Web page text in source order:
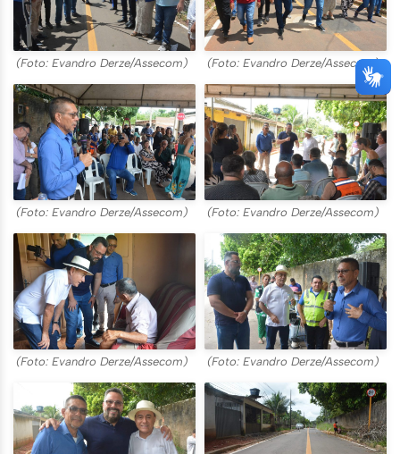
(Foto: Evandro Derze/Assecom) (Foto: Evandro Derze/Assecom)
(Foto: Evandro Derze/Assecom) (Foto: Evandro Derze/Assecom)
(Foto: Evandro Derze/Assecom) (Foto: Evandro Derze/Assecom)